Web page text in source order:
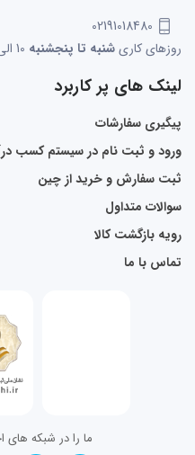
02191018480
روزهای کاریشنبه تا پنجشنبه
لینک های پر کاربرد
پیگیری سفارشات
ورود و ثبت نام در سیستم کسب
ثبت سفارش و خرید از چین
سوالات متداول
رویه بازگشت کالا
تماس با ما
ما را در شبکه های